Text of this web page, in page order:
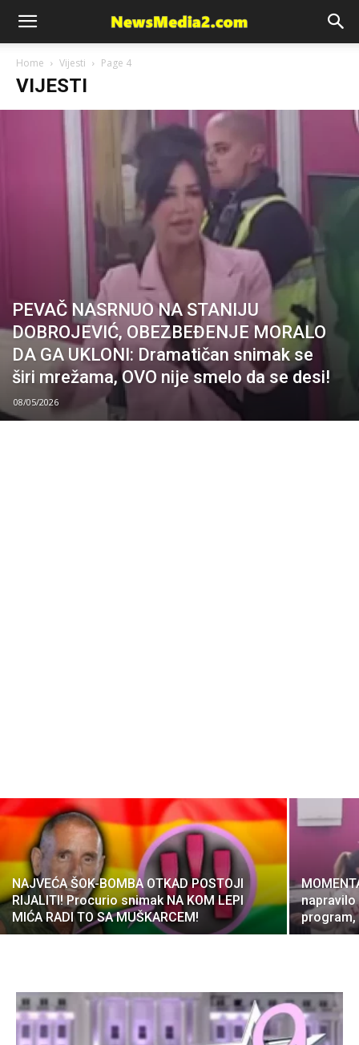
News
Media
Home Vijesti Page 4
VIJESTI
PEVAČ NASRNUO NA STANIJU
DOBROJEVIĆ, OBEZBEĐENJE MORALO
DA GA UKLONI: Dramatičan snimak se
širi mrežama, OVO nije smelo da se desi!
08/05/2026
NAJVEĆA ŠOK-BOMBA OTKAD POSTOJI
RIJALITI! Procurio snimak NA KOM LEPI
MIĆA RADI TO SA MUŠKARCEM!
napravilo
program,